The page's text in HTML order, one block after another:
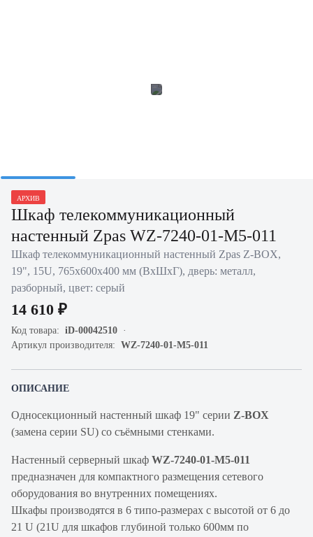
АРХИВ
Шкаф телекоммуникационный
настенный Zpas WZ-7240-01-M5-011
Шкаф телекоммуникационный настенный Zpas Z-BOX,
19", 15U, 765х600х400 мм (ВхШхГ), дверь: металл,
разборный, цвет: серый
14 610 ₽
Код товара: iD-00042510
Артикул производителя: WZ-7240-01-M5-011
ОПИСАНИЕ
Односекционный настенный шкаф 19" серии Z-BOX
(замена серии SU) со съёмными стенками.
Настенный серверный шкаф WZ-7240-01-M5-011
предназначен для компактного размещения сетевого
оборудования во внутренних помещениях.
Шкафы производятся в 6 типо-размерах с высотой от 6 до
21 U (21U для шкафов глубиной только 600мм по